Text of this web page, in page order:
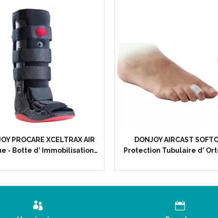
Caractéristiques :
Les composants
absorbent les chocs et
Les membranes
complète de la rotule.
La structure ouverte épouse
Attelle ajourée et discrète
Les articulations flexibles
PROCARE XCELTRAX AIR
- Botte d' Immobilisation…
DONJOY AIRCAST
Protection Tubulaire d'